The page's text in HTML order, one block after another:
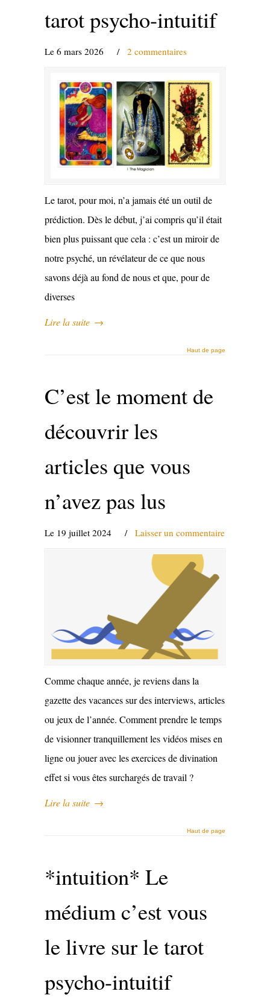
tarot psycho-intuitif
Le 6 mars 2026 / 2 commentaires
Le tarot, pour moi, n’a jamais été un outil de
prédiction. Dès le début, j’ai compris qu’il était
bien plus puissant que cela : c’est un miroir de
notre psyché, un révélateur de ce que nous
savons déjà au fond de nous et que, pour de
diverses
Lire la suite →
Haut de page
C’est le moment de
découvrir les
articles que vous
n’avez pas lus
Le 19 juillet 2024 / Laisser un commentaire
Comme chaque année, je reviens dans la
gazette des vacances sur des interviews, articles
ou jeux de l’année. Comment prendre le temps
de visionner tranquillement les vidéos mises en
ligne ou jouer avec les exercices de divination
effet si vous êtes surchargés de travail ?
Lire la suite →
Haut de page
*intuition* Le
médium c’est vous
le livre sur le tarot
psycho-intuitif